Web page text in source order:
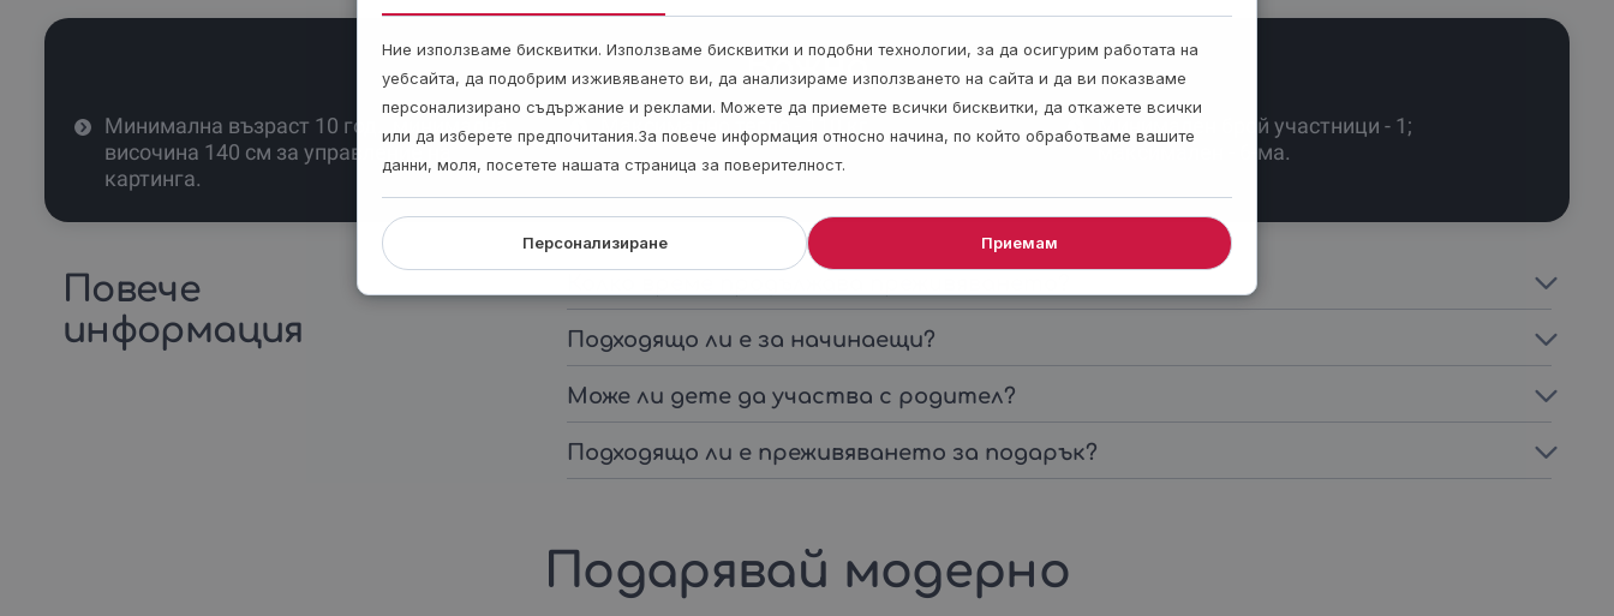
Важно
Минимална възраст 10 год., минимална
височина 140 см за управление на
картинга.
Максимално тегло - 110 кг.
Минимален брой участници - 1;
максимален - 6-ма.
Повече
информация
Подходящо ли е за начинаещи?
Може ли дете да участва с родител?
Подходящо ли е преживяването за подарък?
Подарявай модерно
Ние използваме бисквитки. Използваме бисквитки и подобни технологии, за да осигурим работата на
уебсайта, да подобрим изживяването ви, да анализираме използването на сайта и да ви показваме
персонализирано съдържание и реклами. Можете да приемете всички бисквитки, да откажете всички
или да изберете предпочитания.За повече информация относно начина, по който обработваме вашите
данни, моля, посетете нашата страница за поверителност.
Персонализиране Приемам